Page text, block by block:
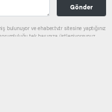
Gönder
bulunuyor ve ehaber.tv.tr sitesine yaptığınız
tek başınıza üstleniyorsunuz.